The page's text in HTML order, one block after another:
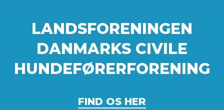
LANDSFORENINGEN
DANMARKS CIVILE
HUNDEFØRERFORENING
FIND OS HER